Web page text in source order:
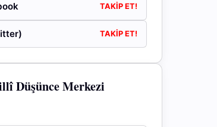
TAKIP ET!
TAKIP ET!
Düşünce Merkezi